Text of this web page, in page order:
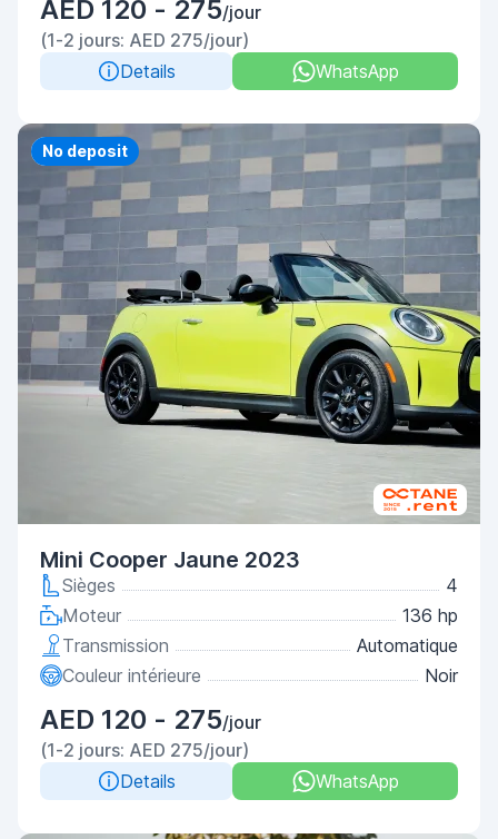
AED 120 - 275/jour
(1-2 jours: AED 275/jour)
Details
WhatsApp
Priority
No deposit
Mini Cooper Jaune 2023
Sièges
4
Moteur
136 hp
Transmission
Automatique
Couleur intérieure
Noir
AED 120 - 275/jour
(1-2 jours: AED 275/jour)
Details
WhatsApp